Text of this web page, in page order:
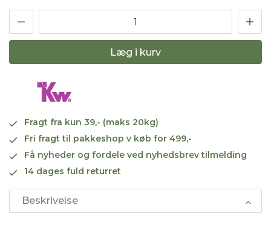
Læg i kurv
Fragt fra kun 39,- (maks 20kg)
Fri fragt til pakkeshop v køb for 499,-
Få nyheder og fordele ved nyhedsbrev tilmelding
14 dages fuld returret
Beskrivelse